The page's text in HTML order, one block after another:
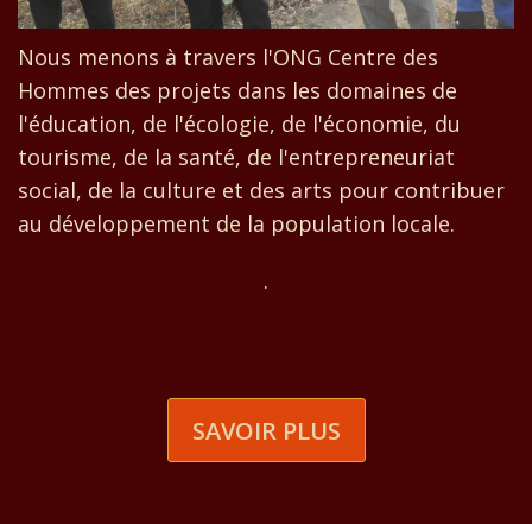
Nous menons à travers l'ONG Centre des
Hommes des projets dans les domaines de
l'éducation, de l'écologie, de l'économie, du
tourisme, de la santé, de l'entrepreneuriat
social, de la culture et des arts pour contribuer
au développement de la population locale.
.
SAVOIR PLUS